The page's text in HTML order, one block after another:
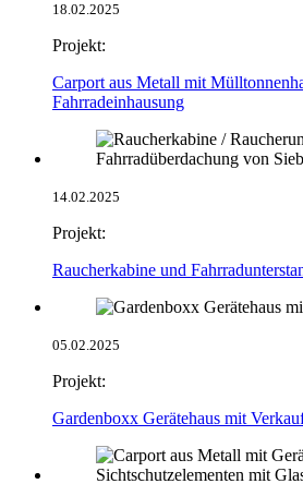
18.02.2025
Projekt:
Carport aus Metall mit
Fahrradeinhausung
14.02.2025
Projekt:
Raucherkabine und
05.02.2025
Projekt:
Gardenboxx Gerätehaus mit